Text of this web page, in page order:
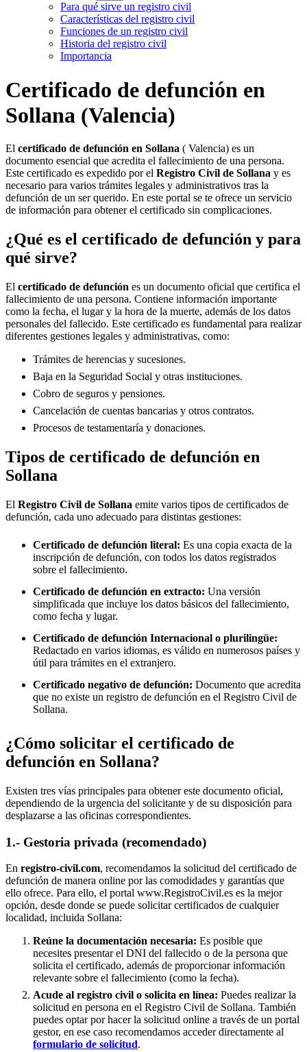
Para qué sirve un registro civil
Características del registro civil
Funciones de un registro civil
Historia del registro civil
Importancia
Certificado de defunción en
Sollana (Valencia)
El certificado de defunción en Sollana ( Valencia) es un
documento esencial que acredita el fallecimiento de una persona.
Este certificado es expedido por el Registro Civil de Sollana y es
necesario para varios trámites legales y administrativos tras la
defunción de un ser querido. En este portal se te ofrece un servicio
de información para obtener el certificado sin complicaciones.
¿Qué es el certificado de defunción y para
qué sirve?
El certificado de defunción es un documento oficial que certifica el
fallecimiento de una persona. Contiene información importante
como la fecha, el lugar y la hora de la muerte, además de los datos
personales del fallecido. Este certificado es fundamental para realizar
diferentes gestiones legales y administrativas, como:
Trámites de herencias y sucesiones.
Baja en la Seguridad Social y otras instituciones.
Cobro de seguros y pensiones.
Cancelación de cuentas bancarias y otros contratos.
Procesos de testamentaría y donaciones.
Tipos de certificado de defunción en
Sollana
El Registro Civil de Sollana emite varios tipos de certificados de
defunción, cada uno adecuado para distintas gestiones:
Certificado de defunción literal: Es una copia exacta de la
inscripción de defunción, con todos los datos registrados
sobre el fallecimiento.
Certificado de defunción en extracto: Una versión
simplificada que incluye los datos básicos del fallecimiento,
como fecha y lugar.
Certificado de defunción Internacional o plurilingüe:
Redactado en varios idiomas, es válido en numerosos países y
útil para trámites en el extranjero.
Certificado negativo de defunción: Documento que acredita
que no existe un registro de defunción en el Registro Civil de
Sollana.
¿Cómo solicitar el certificado de
defunción en Sollana?
Existen tres vías principales para obtener este documento oficial,
dependiendo de la urgencia del solicitante y de su disposición para
desplazarse a las oficinas correspondientes.
1.- Gestoria privada (recomendado)
En registro-civil.com, recomendamos la solicitud del certificado de
defunción de manera online por las comodidades y garantías que
ello ofrece. Para ello, el portal www.RegistroCivil.es es la mejor
opción, desde donde se puede solicitar certificados de cualquier
localidad, incluida Sollana:
Reúne la documentación necesaria: Es posible que
necesites presentar el DNI del fallecido o de la persona que
solicita el certificado, además de proporcionar información
relevante sobre el fallecimiento (como la fecha).
Acude al registro civil o solicita en línea: Puedes realizar la
solicitud en persona en el Registro Civil de Sollana. También
puedes optar por hacer la solicitud online a través de un portal
gestor, en ese caso recomendamos acceder directamente al
formulario de solicitud.